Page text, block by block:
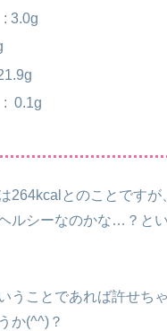
3.0g
: 0.1g
264kcalとのことですが
ルシーなのかな…？と
うことであれば許せち
か(^^)？